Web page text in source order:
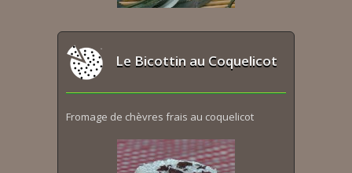
Le Bicottin au Coquelicot
Fromage de chèvres frais au coquelicot